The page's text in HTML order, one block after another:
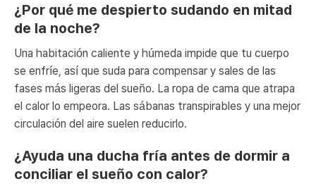
¿Por qué me despierto sudando en mitad
de la noche?
Una habitación caliente y húmeda impide que tu cuerpo
se enfríe, así que suda para compensar y sales de las
fases más ligeras del sueño. La ropa de cama que atrapa
el calor lo empeora. Las sábanas transpirables y una mejor
circulación del aire suelen reducirlo.
¿Ayuda una ducha fría antes de dormir a
conciliar el sueño con calor?